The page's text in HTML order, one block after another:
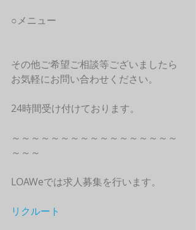
○メニュー
その他ご希望ご相談等ございましたら
お気軽にお問い合わせください。
24時間受け付けております。
～～～～～～～～～～～～～～～～～
～～～
LOAWeでは求人募集を行います。
リクルート